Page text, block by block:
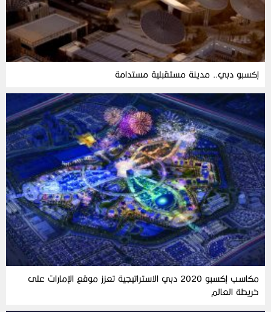
إكسبو دبي.. مدينة مستقبلية مستدامة
مكاسب إكسبو 2020 دبي الاستراتيجية تعزز موقع الإمارات على
خريطة العالم